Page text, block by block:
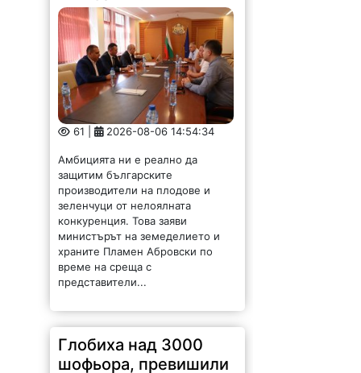
61 | 2026-08-06 14:54:34
Амбицията ни е реално да
защитим българските
производители на плодове и
зеленчуци от нелоялната
конкуренция. Това заяви
министърът на земеделието и
храните Пламен Абровски по
време на среща с
представители...
Глобиха над 3000
шофьора, превишили